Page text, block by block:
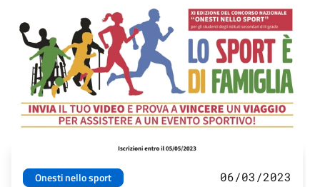
Onesti nello sport 06/03/2023